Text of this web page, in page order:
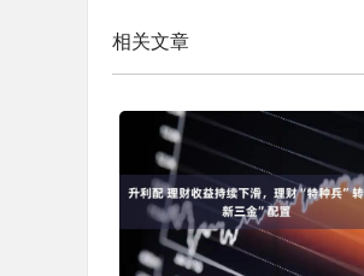
相关文章